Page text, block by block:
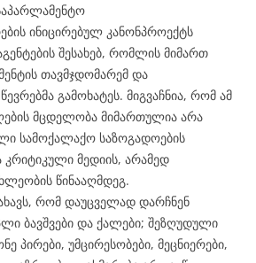
ინიცირებულ კანონპროექტს
შესახებ, რომლის მიმართ
თავმჯდომარემ და
გამოხატეს. მიგვაჩნია, რომ ამ
მცდელობა მიმართულია არა
სამოქალაქო საზოგადოების
კრიტიკული მედიის, არამედ
წინააღმდეგ.
რომ დაუცველად დარჩნენ
ბავშვები და ქალები; შეზღუდული
პირები, უმცირესობები, მეცნიერები,